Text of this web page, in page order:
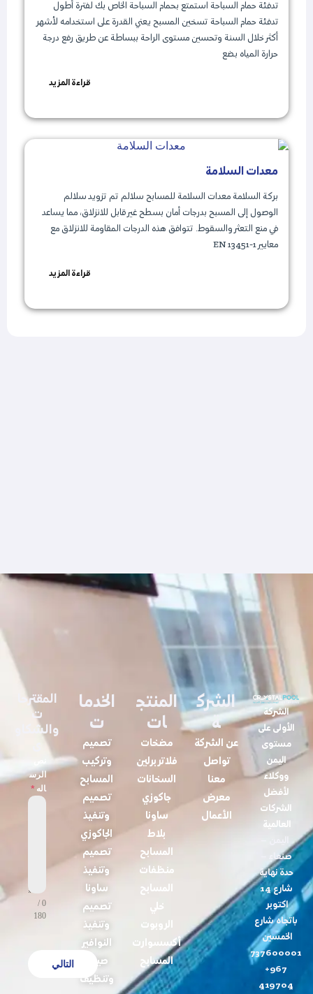
تدفئة حمام السباحة استمتع بحمام السباحة الخاص بك لفترة أطول
تدفئة حمام السباحة تسخين المسبح يعني القدرة على استخدامه لأشهر
أكثر خلال السنة وتحسين مستوى الراحة ببساطة عن طريق رفع درجة
حرارة المياه بضع
قراءة المزيد
معدات السلامة
بركة السلامة معدات السلامة للمسابح سلالم تم تزويد سلالم
الوصول إلى المسبح بدرجات أمان بسطح غير قابل للانزلاق، مما يساعد
في منع التعثر والسقوط. تتوافق هذه الدرجات المقاومة للانزلاق مع
معايير EN 13451-1
قراءة المزيد
الشركة
الأولى على
مستوى
اليمن
ووكلاء
لأفضل
الشركات
العالمية
صنعاء –
حدة نهاية
شارع 14
اكتوبر
باتجاه شارع
الخمسين
737600001
967+
419704
الشرك
ة
عن الشركة
تواصل
معنا
معرض
الأعمال
المنتج
ات
مضخات
فلاتر برلين
السخانات
جاكوزي
ساونا
بلاط
المسابح
منظفات
المسابح
خلي
الروبوت
أكسسوارت
المسابح
الخدما
ت
تصميم
وتركيب
المسابح
تصميم
وتنفيذ
الجاكوزي
تصميم
وتنفيذ
ساونا
تصميم
وتنفيذ
النوافير
صيانة
وتنظيف
المقترحا
ت
والشكاو
الرس
اله*
0 /
180
التالي